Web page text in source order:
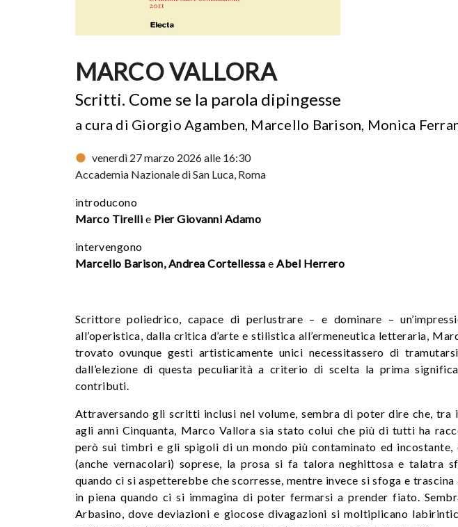
MARCO VALLORA
Scritti. Come se la parola dipingesse
a cura di Giorgio Agamben, Marcello Barison, Monica
venerdì 27 marzo 2026 alle 16:30
Accademia Nazionale di San Luca, Roma
introducono
Marco Tirelli e Pier Giovanni Adamo
intervengono
Marcello Barison, Andrea Cortellessa e Abel Herrero
Scrittore poliedrico, capace di perlustrare – e dominare –
all’operistica, dalla critica d’arte e stilistica all’ermeneutica letteraria,
trovato ovunque gesti artisticamente unici necessitassero di
dall’elezione di questa peculiarità a criterio di scelta la prima
contributi.
Attraversando gli scritti inclusi nel volume, sembra di poter dire che, tra
agli anni Cinquanta, Marco Vallora sia stato colui che più di tutti ha
però sui timbri e gli spigoli di un mondo più contaminato ed incostante,
(anche vernacolari) soprese, la prosa si fa talora neghittosa e talatra
quando ci si aspetterebbe che scorresse, mentre invece si sfoga e
in piena quando ci si immagina di poter fermarsi a prender fiato.
Arbasino, dove deviazioni e giocose divagazioni si moltiplicano